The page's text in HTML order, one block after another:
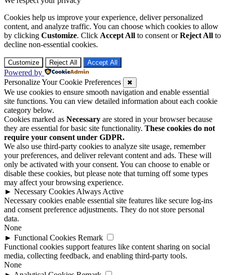
Cookies help us improve your experience, deliver personalized
content, and analyze traffic. You can choose which cookies to allow
by clicking Customize. Click Accept All to consent orReject All to
decline non-essential cookies.
Customize Reject All Accept All
Powered by
Personalize Your Cookie Preferences
✖
We use cookies to ensure smooth navigation and enable essential
site functions. You can view detailed information about each cookie
category below.
Cookies marked as Necessary are stored in your browser because
they are essential for basic site functionality. These cookies do not
require your consent under GDPR.
We also use third-party cookies to analyze site usage, remember
your preferences, and deliver relevant content and ads. These will
only be activated with your consent. You can choose to enable or
disable these cookies, but please note that turning off some types
may affect your browsing experience.
► Necessary Cookies Always Active
Necessary cookies enable essential site features like secure log-ins
and consent preference adjustments. They do not store personal
data.
None
► Functional Cookies Remark
Functional cookies support features like content sharing on social
media, collecting feedback, and enabling third-party tools.
None